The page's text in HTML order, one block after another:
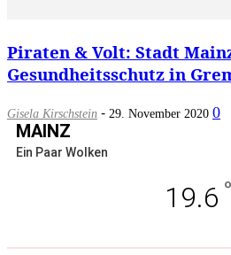
Piraten & Volt: Stadt
Gesundheitsschutz in
Gisela Kirschstein - 29. November 2020 0
MAINZ
Ein Paar Wolken
19.6 °